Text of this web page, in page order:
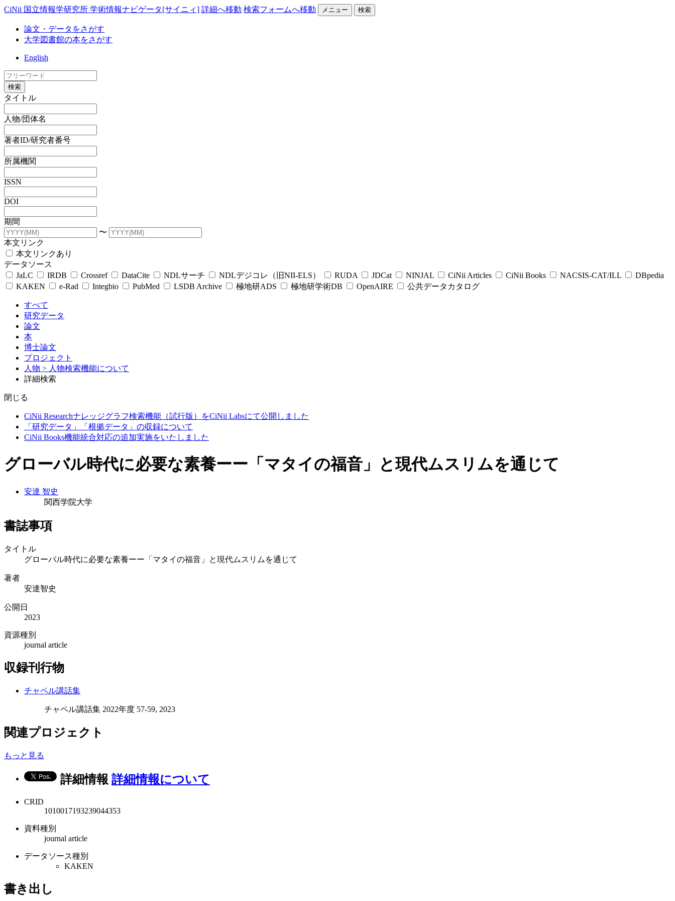
CiNii 国立情報学研究所 学術情報ナビゲータ[サイニィ] 詳細へ移動 検索フォームへ移動 メニュー 検索
論文・データをさがす
大学図書館の本をさがす
English
検索
タイトル
人物/団体名
著者ID/研究者番号
所属機関
ISSN
DOI
期間
〜
本文リンク
本文リンクあり
データソース
JaLC
IRDB Crossref DataCite NDLサーチ NDLデジコレ（旧NII-ELS） RUDA JDCat NINJAL CiNii Articles CiNii Books NACSIS-CAT/ILL
DBpedia
KAKEN
e-Rad Integbio PubMed LSDB Archive 極地研ADS 極地研学術DB OpenAIRE 公共データカタログ
すべて
研究データ
論文
本
博士論文
プロジェクト
人物 > 人物検索機能について
詳細検索
閉じる
CiNii Researchナレッジグラフ検索機能（試行版）をCiNii Labsにて公開しました
「研究データ」「根拠データ」の収録について
CiNii Books機能統合対応の追加実施をいたしました
グローバル時代に必要な素養ーー「マタイの福音」と現代ムスリムを通じて
安達 智史
関西学院大学
書誌事項
タイトル
グローバル時代に必要な素養ーー「マタイの福音」と現代ムスリムを通じて
著者
安達智史
公開日
2023
資源種別
journal article
収録刊行物
チャペル講話集
チャペル講話集 2022年度 57-59, 2023
関連プロジェクト
もっと見る
詳細情報 詳細情報について
CRID
1010017193239044353
資料種別
journal article
データソース種別
KAKEN
書き出し